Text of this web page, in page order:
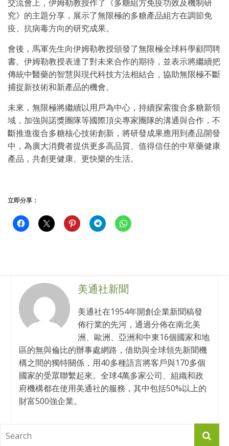
交流會上，伊姆勒教授作了《多糖組方免疫功效及機制研
究》的主題分享，展示了無限極的多糖產品組方在調節免
疫、抗病毒方向的研究成果。
會後，馬軍先生向伊姆勒教授頒發了無限極全球科學顧問聘
書。伊姆勒教授表達了對未來合作的期待，並表示將繼續把
傳統中醫藥的智慧與現代科技方法相結合，協助無限極不斷
捕捉新技術和新產品的機會。
未來，無限極將繼續以用戶為中心，持續探索復合多糖新領
域，加強與諾獎團隊等國際頂尖專家團隊的溝通與合作，不
斷推進復合多糖核心技術創新，將研發成果應用到產品開發
中，為廣大消費者提供更多高品質、值得信任的中草藥健康
產品，共創更健康、更快樂的生活。
立即分享：
美通社新聞
美通社在1954年開創企業新聞稿發
佈行業的先河，通過分佈在南北美
洲、歐洲、亞洲和中東16個國家和地
區的無與倫比的辦事處網路，借助與全球領先新聞機
構之間的獨特關係，用40多種語言將客戶與170多個
國家的受眾聯繫起來。全球4萬多家公司、組織和政
府機構都在使用美通社的服務，其中包括50%以上的
財富500強企業。